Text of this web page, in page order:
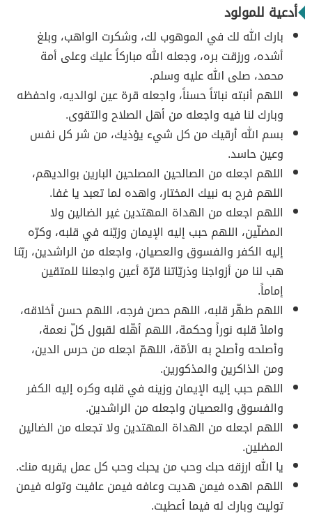
أدعية للمولود
بارك الله لك في الموهوب لك، وشكرت الواهب، وبلغ
أشده، ورزقت بره، وجعله الله مباركاً عليك وعلى أمة
محمد، صلى الله عليه وسلم.
اللهم أنبته نباتاً حسناً، واجعله قرة عين لوالديه، واحفظه
وبارك لنا فيه واجعله من أهل الصلاح والتقوى.
بسم الله أرقيك من كل شيء يؤذيك، من شر كل نفس
وعين حاسد.
اللهم اجعله من الصالحين المصلحين البارين بوالديهم،
اللهم فرح به نبيك المختار، واهده لما تعبد يا غفا.
اللهم اجعله من الهداة المهتدين غير الضالين ولا
المضلّين، اللهم حبب إليه الإيمان وزيّنه في قلبه، وكرّه
إليه الكفر والفسوق والعصيان، واجعله من الراشدين، ربّنا
هب لنا من أزواجنا وذريّاتنا قرّة أعين واجعلنا للمتقين
إماماً.
اللهم طهّر قلبه، اللهم حصن فرجه، اللهم حسن أخلاقه،
واملأ قلبه نوراً وحكمة، اللهم أهّله لقبول كلّ نعمة،
وأصلحه وأصلح به الأمّة، اللهمّ اجعله من حرس الدين،
ومن الذاكرين والمذكورين.
اللهم حبب إليه الإيمان وزينه في قلبه وكره إليه الكفر
والفسوق والعصيان واجعله من الراشدين.
اللهم اجعله من الهداة المهتدين ولا تجعله من الضالين
المضلين.
يا الله ارزقه حبك وحب من يحبك وحب كل عمل يقربه منك.
اللهم اهده فيمن هديت وعافه فيمن عافيت وتوله فيمن
توليت وبارك له فيما أعطيت.